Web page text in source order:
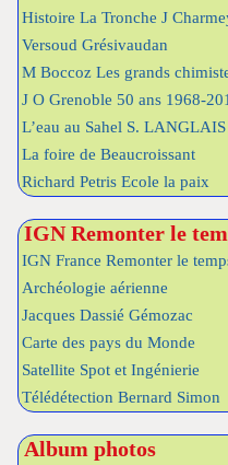
Histoire La Tronche J
Versoud Grésivaudan
M Boccoz Les grands
J O Grenoble 50 ans 1968-
L’eau au Sahel S. LANGLAIS
La foire de Beaucroissant
Richard Petris Ecole la paix
IGN Remonter le
IGN France Remonter le
Archéologie aérienne
Jacques Dassié Gémozac
Carte des pays du Monde
Satellite Spot et Ingénierie
Télédétection Bernard Simon
Album photos